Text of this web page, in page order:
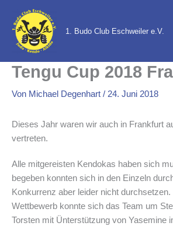
Inhalt
springen
1. Budo Club Eschweiler e.V.
Tengu Cup 2018
Von Michael Degenhart / 24. Juni 2018
Dieses Jahr waren wir auch in Frankfurt
vertreten.
Alle mitgereisten Kendokas haben sich
begeben konnten sich in den Einzeln
Konkurrenz aber leider nicht durchsetzen.
Wettbewerb konnte sich das Team um
Torsten mit Ünterstützung von Yasemine